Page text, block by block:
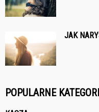
JAK
POPULARNE